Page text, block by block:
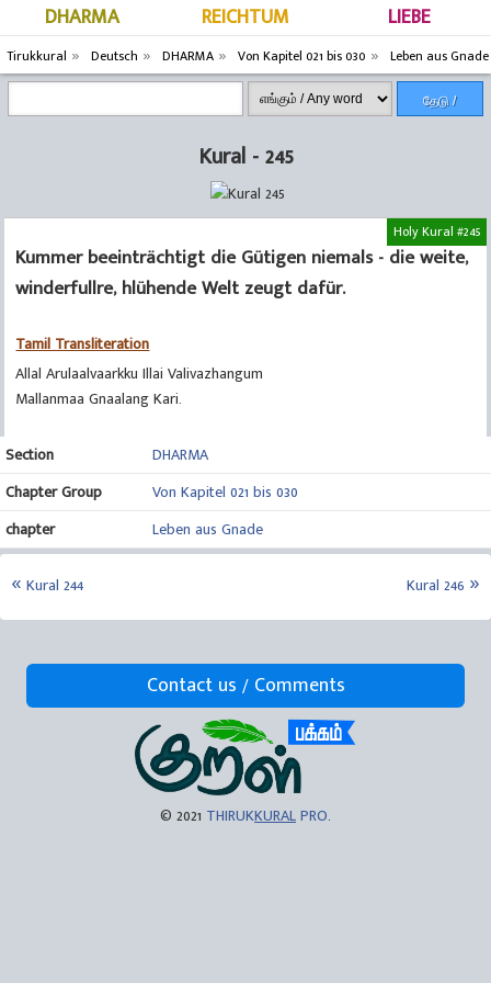
DHARMA REICHTUM LIEBE
Tirukkural Deutsch DHARMA Von Kapitel 021 bis 030 Leben aus Gnade
தேடு /
Kural - 245
Holy Kural #245
Kummer beeinträchtigt die Gütigen niemals - die weite,
winderfullre, hlühende Welt zeugt dafür.
Tamil Transliteration
Allal Arulaalvaarkku Illai Valivazhangum
Mallanmaa Gnaalang Kari.
Section
DHARMA
Chapter Group
Von Kapitel 021 bis 030
chapter
Leben aus Gnade
Kural 244 Kural 246
Contact us / Comments
© 2021 THIRUKKURALPRO.